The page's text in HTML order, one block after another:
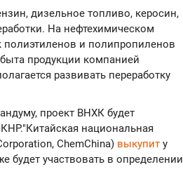
дизельное топливо, керосин,
На нефтехимическом
полиэтиленов и полипропиленов
продукции компанией
развивать переработку
проект ВНХК будет
национальная
ChemChina) выкупит у
будет участвовать в определении